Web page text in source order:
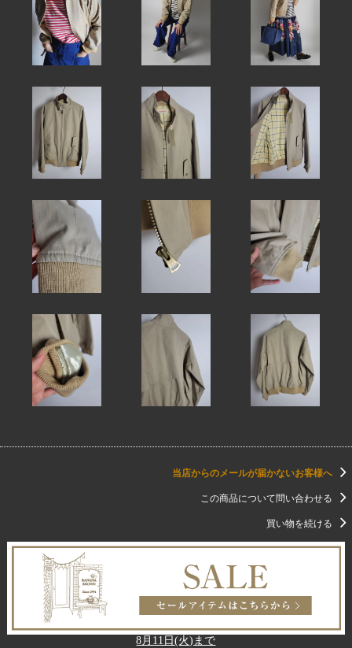
当店からのメールが届かないお客様へ
この商品について問い合わせる
買い物を続ける
8月11日(火)まで